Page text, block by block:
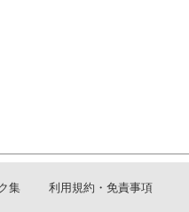
集 利用規約・免責事項